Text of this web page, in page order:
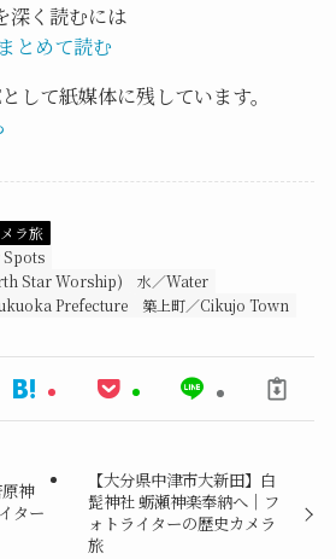
深く読むには
とめて読む
して紙媒体に残しています。
ラ旅
Spots
Star Worship)
水／Water
Prefecture 築上町／Cikujo Town
原神
ター
【大分県中津市大新田】白
髭神社 蛎瀬神楽奉納へ｜フ
ォトライターの歴史カメラ
旅